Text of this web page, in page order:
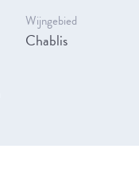
Wijngebied
Chablis